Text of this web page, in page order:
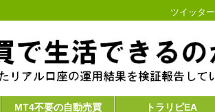
ツイッター
MT4不要の自動売買 トラリピEA